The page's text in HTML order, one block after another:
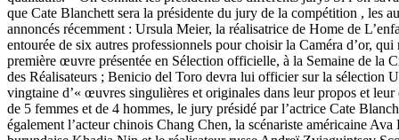
que Cate Blanchett sera la présidente du jury de la compétition , les
annoncés récemment : Ursula Meier, la réalisatrice de Home de
entourée de six autres professionnels pour choisir la Caméra d’or,
première œuvre présentée en Sélection officielle, à la Semaine de la
des Réalisateurs ; Benicio del Toro devra lui officier sur la sélection
vingtaine d’« œuvres singulières et originales dans leur propos et leur
de 5 femmes et de 4 hommes, le jury présidé par l’actrice Cate
également l’acteur chinois Chang Chen, la scénariste américaine Ava